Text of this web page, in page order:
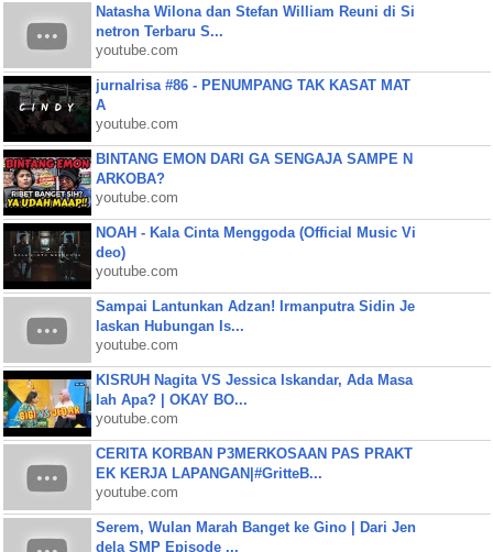
Natasha Wilona dan Stefan William Reuni di Si
netron Terbaru S...
youtube.com
jurnalrisa #86 - PENUMPANG TAK KASAT MAT
A
youtube.com
BINTANG EMON DARI GA SENGAJA SAMPE N
ARKOBA?
youtube.com
NOAH - Kala Cinta Menggoda (Official Music Vi
deo)
youtube.com
Sampai Lantunkan Adzan! Irmanputra Sidin Je
laskan Hubungan Is...
youtube.com
KISRUH Nagita VS Jessica Iskandar, Ada Masa
lah Apa? | OKAY BO...
youtube.com
CERITA KORBAN P3MERKOSAAN PAS PRAKT
EK KERJA LAPANGAN|#GritteB...
youtube.com
Serem, Wulan Marah Banget ke Gino | Dari Jen
dela SMP Episode ...